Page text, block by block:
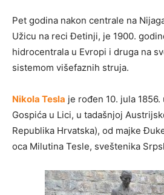
Pet godina nakon centrale na
Užicu na reci Đetinji, je 1900.
hidrocentrala u Evropi i druga na
sistemom višefaznih struja.
Nikola Tesla je rođen 10. jula
Gospića u Lici, u tadašnjoj
Republika Hrvatska), od majke
oca Milutina Tesle, sveštenika